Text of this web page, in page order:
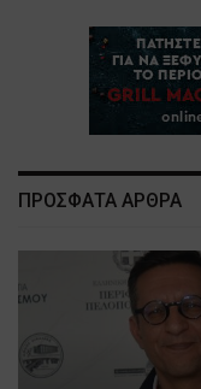
ΠΡΟΣΦΑΤΑ ΑΡΘΡΑ